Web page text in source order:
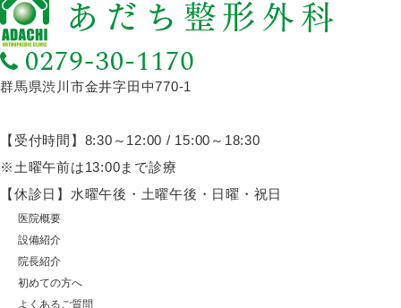
群馬県渋川市金井字田中770-1
【受付時間】8:30～12:00 / 15:00～18:30
※土曜午前は13:00まで診療
【休診日】水曜午後・土曜午後・日曜・祝日
医院概要
設備紹介
院長紹介
初めての方へ
よくあるご質問